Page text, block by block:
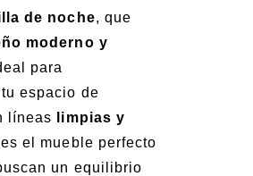
de noche, que
moderno y
para
espacio de
líneas
limpias y
el mueble perfecto
un equilibrio